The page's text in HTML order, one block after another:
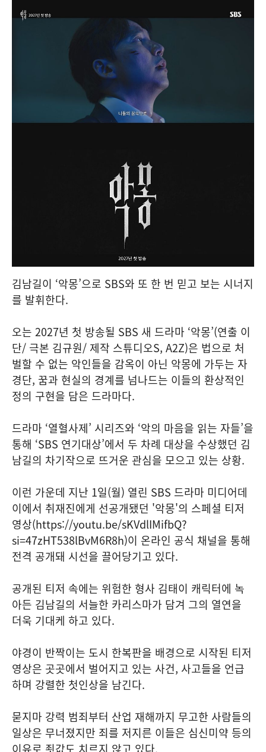
김남길이 ‘악몽’으로 SBS와 또 한 번 믿고 보는 시너지
를 발휘한다.
오는 2027년 첫 방송될 SBS 새 드라마 ‘악몽’(연출 이
단/ 극본 김규원/ 제작 스튜디오S, A2Z)은 법으로 처
벌할 수 없는 악인들을 감옥이 아닌 악몽에 가두는 자
경단, 꿈과 현실의 경계를 넘나드는 이들의 환상적인
정의 구현을 담은 드라마다.
드라마 ‘열혈사제’ 시리즈와 ‘악의 마음을 읽는 자들’을
통해 ‘SBS 연기대상’에서 두 차례 대상을 수상했던 김
남길의 차기작으로 뜨거운 관심을 모으고 있는 상황.
이런 가운데 지난 1일(월) 열린 SBS 드라마 미디어데
이에서 취재진에게 선공개됐던 '악몽'의 스페셜 티저
영상(https://youtu.be/sKVdlIMifbQ?
si=47zHT538lBvM6R8h)이 온라인 공식 채널을 통해
전격 공개돼 시선을 끌어당기고 있다.
공개된 티저 속에는 위험한 형사 김태이 캐릭터에 녹
아든 김남길의 서늘한 카리스마가 담겨 그의 열연을
더욱 기대케 하고 있다.
야경이 반짝이는 도시 한복판을 배경으로 시작된 티저
영상은 곳곳에서 벌어지고 있는 사건, 사고들을 언급
하며 강렬한 첫인상을 남긴다.
묻지마 강력 범죄부터 산업 재해까지 무고한 사람들의
일상은 무너졌지만 죄를 저지른 이들은 심신미약 등의
이유로 죗값도 치르지 않고 있다.